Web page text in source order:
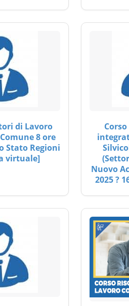
di Lavoro
8 ore
Stato Regioni
virtuale]
Nuovo
2025 ?